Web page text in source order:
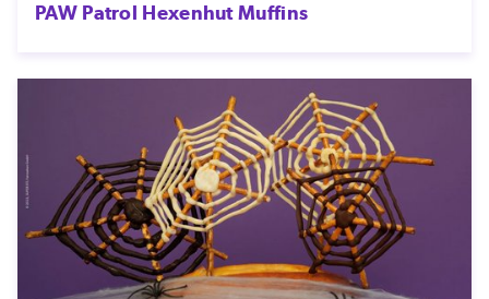
PAW Patrol Hexenhut Muffins